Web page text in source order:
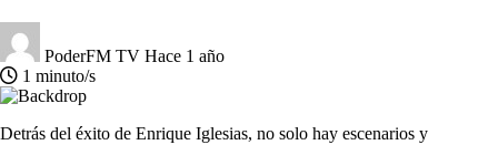
PoderFM TV Hace 1 año
1 minuto/s
Detrás del éxito de Enrique Iglesias, no solo hay escenarios y